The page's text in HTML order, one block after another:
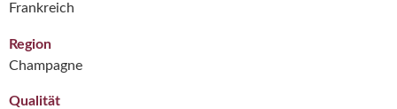
Frankreich
Region
Champagne
Qualität